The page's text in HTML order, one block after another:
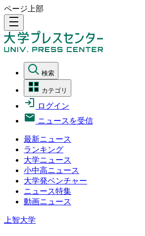
ページ上部
density_medium
検索
カテゴリ
ログイン
ニュースを受信
最新ニュース
ランキング
大学ニュース
小中高ニュース
大学発ベンチャー
ニュース特集
動画ニュース
上智大学